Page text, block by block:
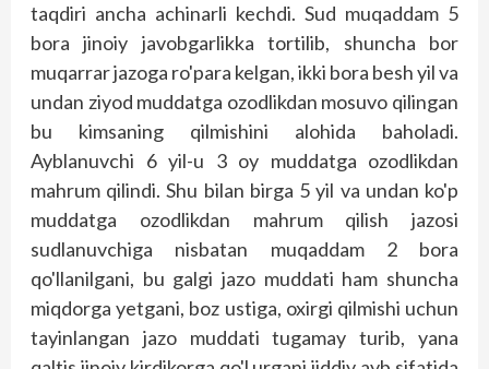
taqdiri ancha achinarli kechdi. Sud muqaddam 5
bora jinoiy javobgarlikka tortilib, shuncha bor
muqarrar jazoga ro'para kelgan, ikki bora besh yil va
undan ziyod muddatga ozodlikdan mosuvo qilingan
bu kimsaning qilmishini alohida baholadi.
Ayblanuvchi 6 yil-u 3 oy muddatga ozodlikdan
mahrum qilindi. Shu bilan birga 5 yil va undan ko'p
muddatga ozodlikdan mahrum qilish jazosi
sudlanuvchiga nisbatan muqaddam 2 bora
qo'llanilgani, bu galgi jazo muddati ham shuncha
miqdorga yetgani, boz ustiga, oxirgi qilmishi uchun
tayinlangan jazo muddati tugamay turib, yana